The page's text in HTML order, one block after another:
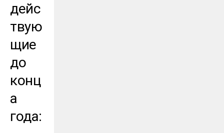
дейс
твую
щие
до
конц
а
года: